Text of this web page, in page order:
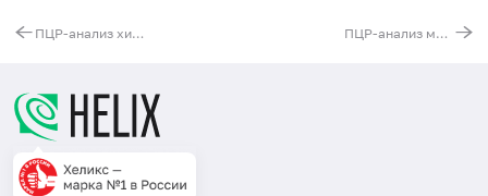
ПЦР-анализ химерного гена BCR/ABL t(9;22) ПЦР-анализ мутаций в гене CEBPA